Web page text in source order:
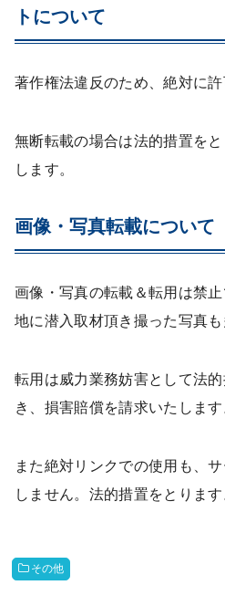
トについて
著作権法違反のため、絶対に許
無断転載の場合は法的措置を
します。
画像・写真転載について
画像・写真の転載＆転用は禁
地に潜入取材頂き撮った写真も
転用は威力業務妨害として法
き、損害賠償を請求いたします
また絶対リンクでの使用も、
しません。法的措置をとります
その他